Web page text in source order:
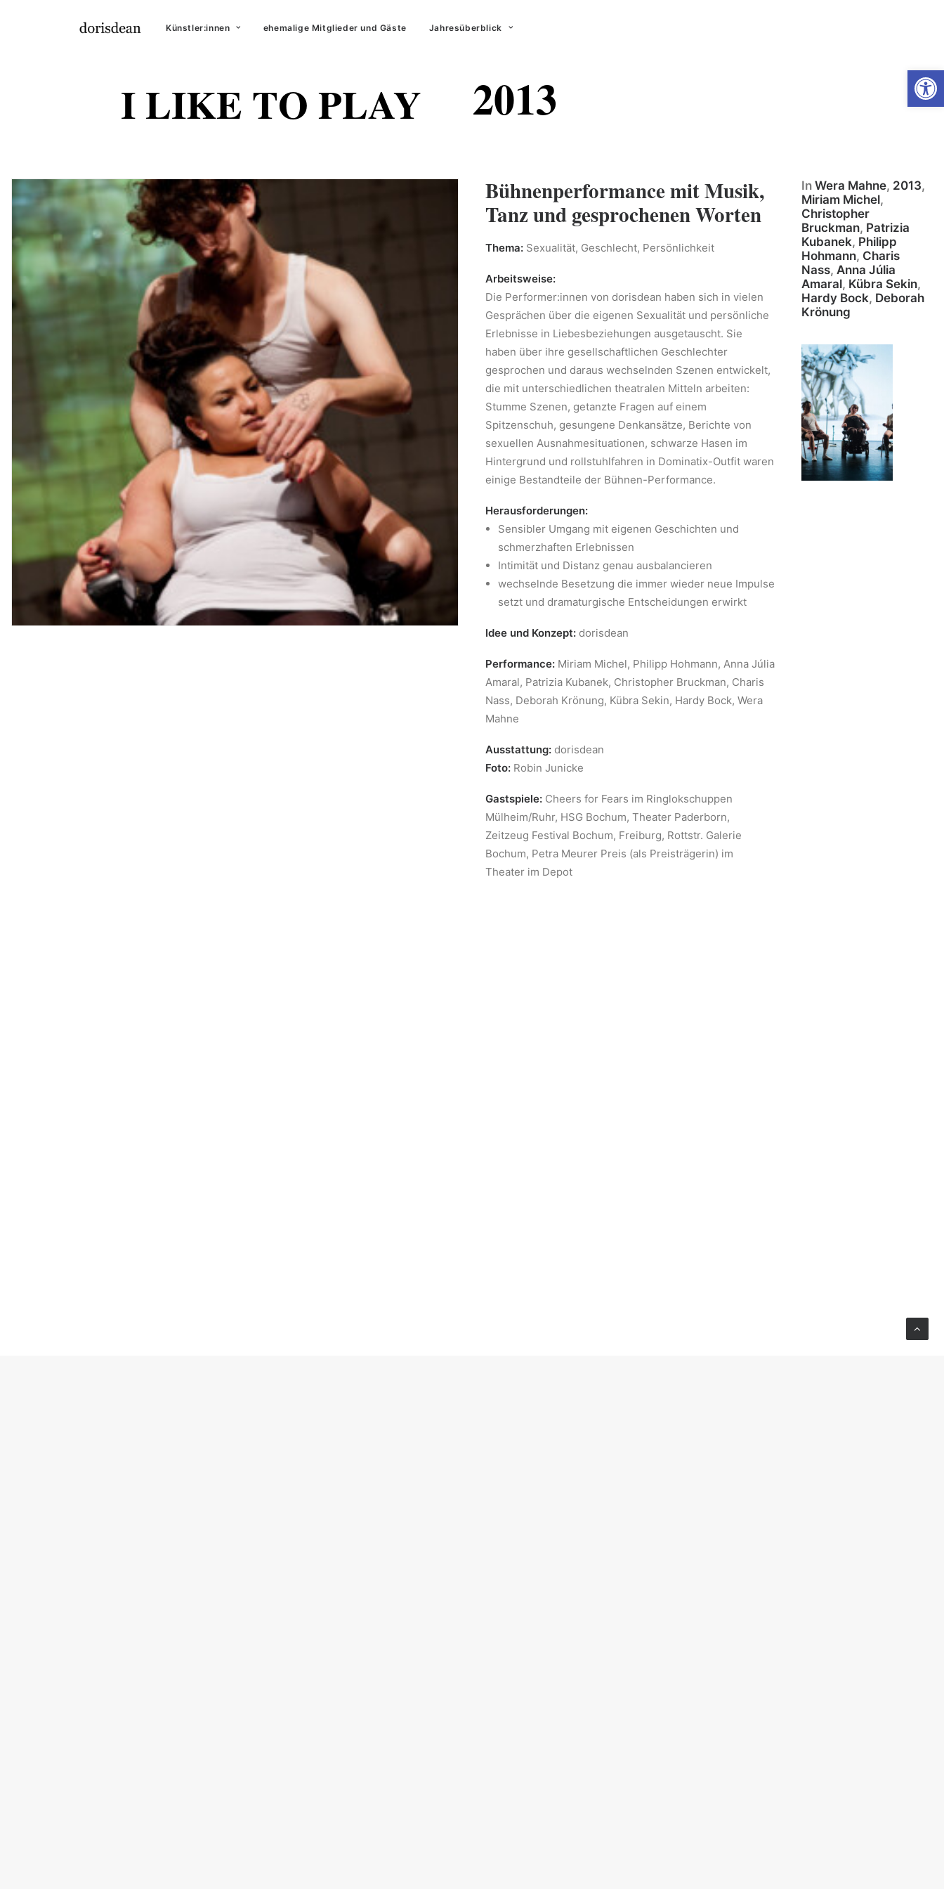
Künstler:innen ehemalige Mitglieder und Gäste Jahresüberblick
I LIKE TO PLAY 2013
Bühnenperformance mit Musik,
Tanz und gesprochenen Worten
Thema: Sexualität, Geschlecht, Persönlichkeit
Arbeitsweise:
Die Performer:innen von dorisdean haben sich in vielen
Gesprächen über die eigenen Sexualität und persönliche
Erlebnisse in Liebesbeziehungen ausgetauscht. Sie
haben über ihre gesellschaftlichen Geschlechter
gesprochen und daraus wechselnden Szenen entwickelt,
die mit unterschiedlichen theatralen Mitteln arbeiten:
Stumme Szenen, getanzte Fragen auf einem
Spitzenschuh, gesungene Denkansätze, Berichte von
sexuellen Ausnahmesituationen, schwarze Hasen im
Hintergrund und rollstuhlfahren in Dominatix-Outfit waren
einige Bestandteile der Bühnen-Performance.
Herausforderungen:
Sensibler Umgang mit eigenen Geschichten und
schmerzhaften Erlebnissen
Intimität und Distanz genau ausbalancieren
wechselnde Besetzung die immer wieder neue Impulse
setzt und dramaturgische Entscheidungen erwirkt
Idee und Konzept: dorisdean
Performance: Miriam Michel, Philipp Hohmann, Anna Júlia
Amaral, Patrizia Kubanek, Christopher Bruckman, Charis
Nass, Deborah Krönung, Kübra Sekin, Hardy Bock, Wera
Mahne
Ausstattung: dorisdean
Foto: Robin Junicke
Gastspiele: Cheers for Fears im Ringlokschuppen
Mülheim/Ruhr, HSG Bochum, Theater Paderborn,
Zeitzeug Festival Bochum, Freiburg, Rottstr. Galerie
Bochum, Petra Meurer Preis (als Preisträgerin) im
Theater im Depot
In Wera Mahne, 2013,
Miriam Michel,
Christopher
Bruckman, Patrizia
Kubanek, Philipp
Hohmann, Charis
Nass, Anna Júlia
Amaral, Kübra Sekin,
Hardy Bock, Deborah
Krönung